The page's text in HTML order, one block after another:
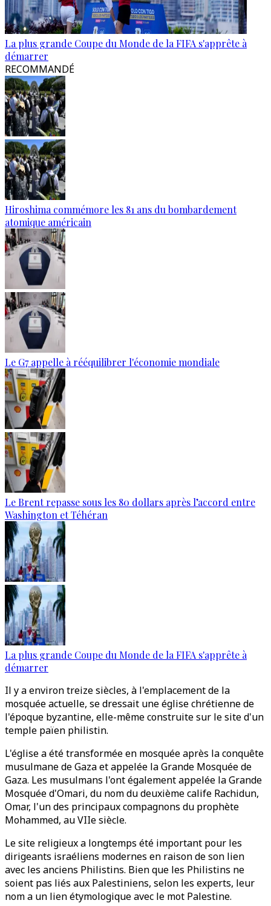
La plus grande Coupe du Monde de la FIFA s'apprête à
démarrer
RECOMMANDÉ
Hiroshima commémore les 81 ans du bombardement
atomique américain
Le G7 appelle à rééquilibrer l'économie mondiale
Le Brent repasse sous les 80 dollars après l’accord entre
Washington et Téhéran
La plus grande Coupe du Monde de la FIFA s'apprête à
démarrer
Il y a environ treize siècles, à l'emplacement de la
mosquée actuelle, se dressait une église chrétienne de
l'époque byzantine, elle-même construite sur le site d'un
temple païen philistin.
L'église a été transformée en mosquée après la conquête
musulmane de Gaza et appelée la Grande Mosquée de
Gaza. Les musulmans l'ont également appelée la Grande
Mosquée d'Omari, du nom du deuxième calife Rachidun,
Omar, l'un des principaux compagnons du prophète
Mohammed, au VIIe siècle.
Le site religieux a longtemps été important pour les
dirigeants israéliens modernes en raison de son lien
avec les anciens Philistins. Bien que les Philistins ne
soient pas liés aux Palestiniens, selon les experts, leur
nom a un lien étymologique avec le mot Palestine.